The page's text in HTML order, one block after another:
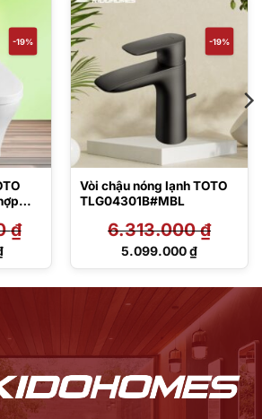
-19%
₫
-19%
Vòi chậu nóng lạnh TOTO
TLG04301B#MBL
6.313.000₫
Giá
6.313.000 ₫.
5.099.000₫
Giá
5.099.000 ₫.